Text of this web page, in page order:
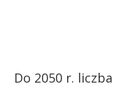
Do 2050 r.